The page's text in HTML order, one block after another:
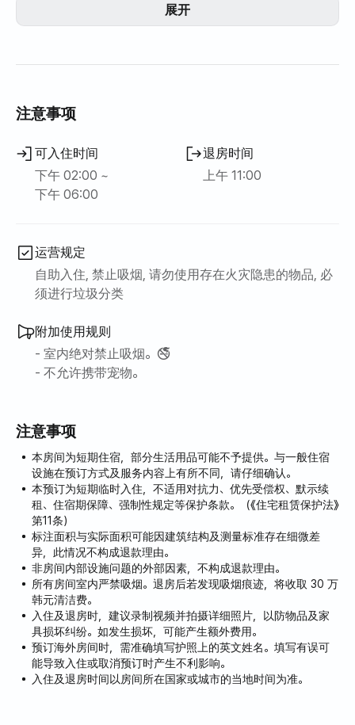
展开
注意事项
可入住时间
下午 02:00 ~
下午 06:00
退房时间
上午 11:00
运营规定
自助入住, 禁止吸烟, 请勿使用存在火灾隐患的物品, 必
须进行垃圾分类
附加使用规则
- 室内绝对禁止吸烟。🚭
- 不允许携带宠物。
注意事项
本房间为短期住宿，部分生活用品可能不予提供。与一般住宿
设施在预订方式及服务内容上有所不同，请仔细确认。
本预订为短期临时入住，不适用对抗力、优先受偿权、默示续
租、住宿期保障、强制性规定等保护条款。（《住宅租赁保护法》
第11条）
标注面积与实际面积可能因建筑结构及测量标准存在细微差
异，此情况不构成退款理由。
非房间内部设施问题的外部因素，不构成退款理由。
所有房间室内严禁吸烟。退房后若发现吸烟痕迹，将收取 30 万
韩元清洁费。
入住及退房时，建议录制视频并拍摄详细照片，以防物品及家
具损坏纠纷。如发生损坏，可能产生额外费用。
预订海外房间时，需准确填写护照上的英文姓名。填写有误可
能导致入住或取消预订时产生不利影响。
入住及退房时间以房间所在国家或城市的当地时间为准。